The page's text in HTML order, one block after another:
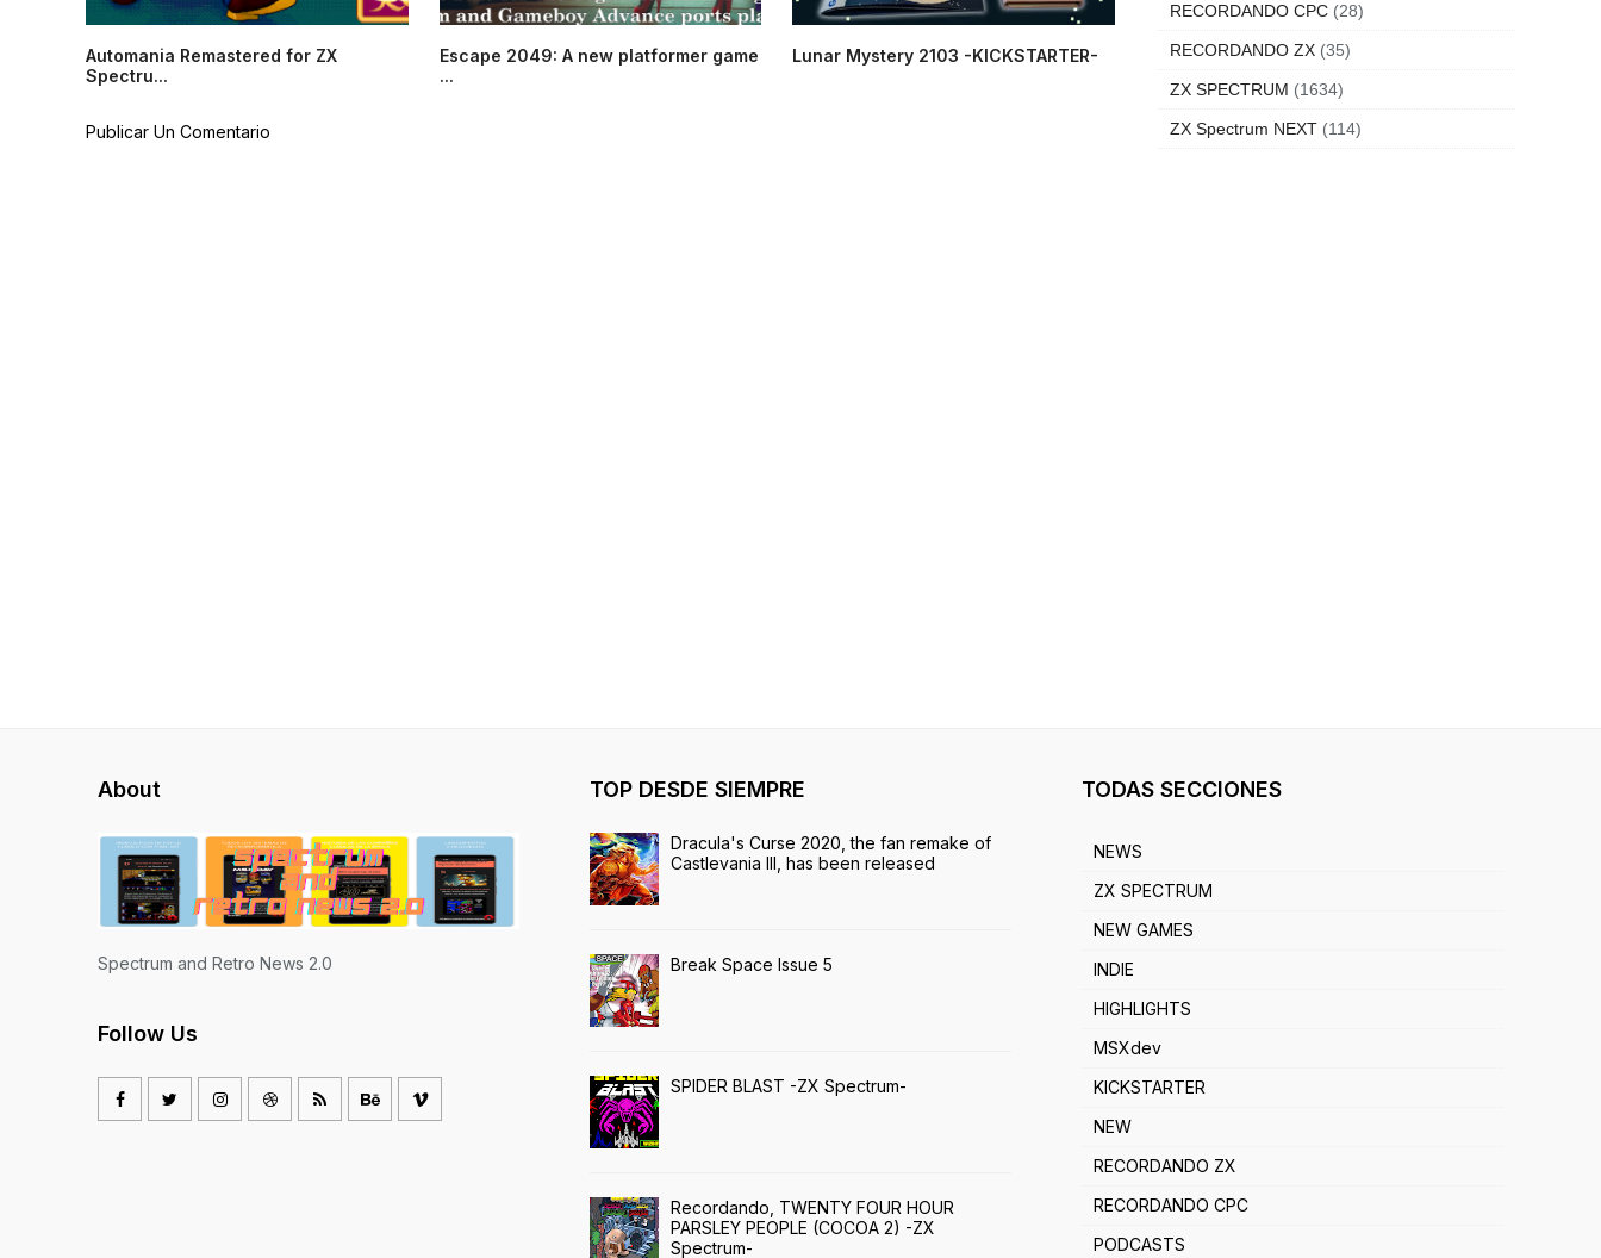
Automania Remastered for ZX
Spectru...
Escape 2049: A new platformer game
...
Lunar Mystery 2103 -KICKSTARTER-
Publicar Un Comentario
RECORDANDO CPC (28)
RECORDANDO ZX (35)
ZX SPECTRUM (1634)
ZX Spectrum NEXT (114)
About
Spectrum and Retro News 2.0
Follow Us
TOP DESDE SIEMPRE
Dracula's Curse 2020, the fan remake of
Castlevania III, has been released
Break Space Issue 5
SPIDER BLAST -ZX Spectrum-
Recordando, TWENTY FOUR HOUR
PARSLEY PEOPLE (COCOA 2) -ZX
Spectrum-
TODAS SECCIONES
NEWS
ZX SPECTRUM
NEW GAMES
INDIE
HIGHLIGHTS
MSXdev
KICKSTARTER
NEW
RECORDANDO ZX
RECORDANDO CPC
PODCASTS